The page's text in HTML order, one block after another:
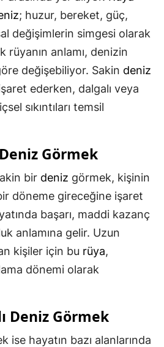
; huzur, bereket, güç,
değişimlerin simgesi olarak
rüyanın anlamı, denizin
değişebiliyor. Sakin deniz
ederken, dalgalı veya
sıkıntıları temsil
Deniz Görmek
bir deniz görmek, kişinin
döneme gireceğine işaret
başarı, maddi kazanç
anlamına gelir. Uzun
kişiler için bu rüya,
dönemi olarak
Deniz Görmek
ise hayatın bazı alanlarında